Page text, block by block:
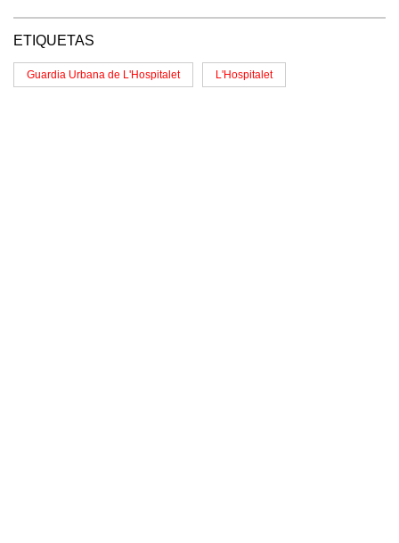
ETIQUETAS
Guardia Urbana de L'Hospitalet L'Hospitalet